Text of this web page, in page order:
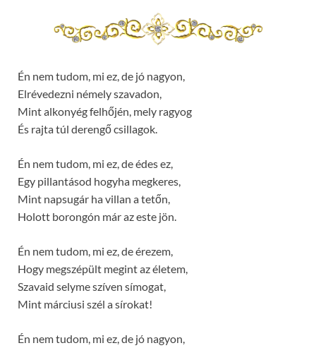
Én nem tudom, mi ez, de jó nagyon,
Elrévedezni némely szavadon,
Mint alkonyég felhőjén, mely ragyog
És rajta túl derengő csillagok.
Én nem tudom, mi ez, de édes ez,
Egy pillantásod hogyha megkeres,
Mint napsugár ha villan a tetőn,
Holott borongón már az este jön.
Én nem tudom, mi ez, de érezem,
Hogy megszépült megint az életem,
Szavaid selyme szíven símogat,
Mint márciusi szél a sírokat!
Én nem tudom, mi ez, de jó nagyon,